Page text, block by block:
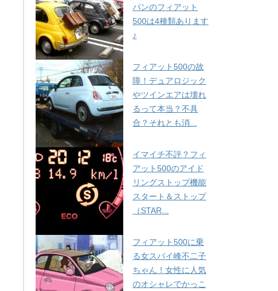
パンのフィアット
500は4種類あります
♪
フィアット500の故
障！デュアロジック
やツインエアは壊れ
るって本当？不具
合？それとも消...
イマイチ不評？フィ
アット500のアイド
リングストップ機能
スタート＆ストップ
（STAR...
フィアット500に乗
る女スパイ峰不二子
ちゃん！女性に人気
のオシャレでかっこ